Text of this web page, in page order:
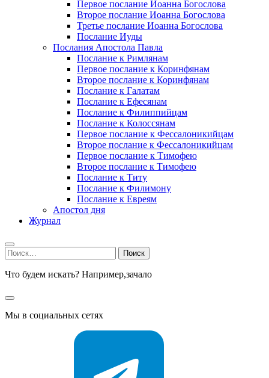
Первое послание Иоанна Богослова
Второе послание Иоанна Богослова
Третье послание Иоанна Богослова
Послание Иуды
Послания Апостола Павла
Послание к Римлянам
Первое послание к Коринфянам
Второе послание к Коринфянам
Послание к Галатам
Послание к Ефесянам
Послание к Филиппийцам
Послание к Колоссянам
Первое послание к Фессалоникийцам
Второе послание к Фессалоникийцам
Первое послание к Тимофею
Второе послание к Тимофею
Послание к Титу
Послание к Филимону
Послание к Евреям
Апостол дня
Журнал
Найти:
Что будем искать? Например,зачало
Мы в социальных сетях